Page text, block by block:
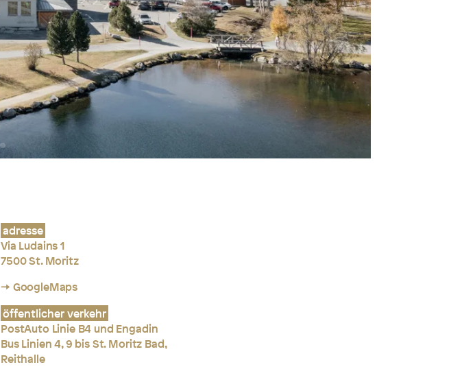
adresse
Via Ludains 1
7500 St. Moritz
→ GoogleMaps
öffentlicher verkehr
PostAuto Linie B4 und Engadin
Bus Linien 4, 9 bis St. Moritz Bad,
Reithalle